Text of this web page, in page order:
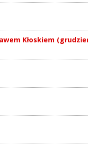
Kłoskiem